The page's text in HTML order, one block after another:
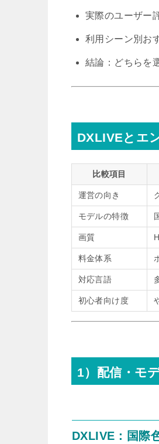
実際のユーザー
利用シーン別お
結論：どちらを
DXLIVEとエ
比較項目
運営の向き
モデルの特徴
画質
料金体系
対応言語
初心者向け度
1）配信・モ
DXLIVE：国際